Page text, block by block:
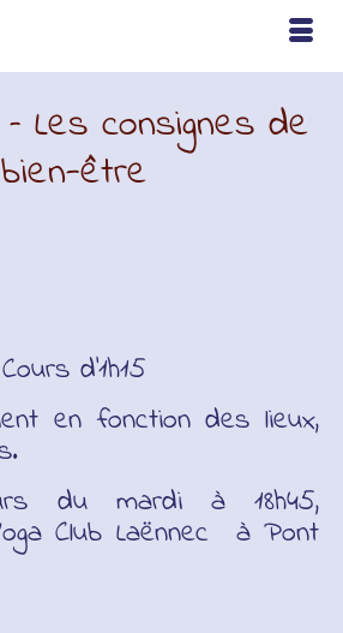
Les consignes de
bien-être
Cours d’1h15
en fonction des lieux,
du mardi à 18h45,
Club Laënnec à Pont